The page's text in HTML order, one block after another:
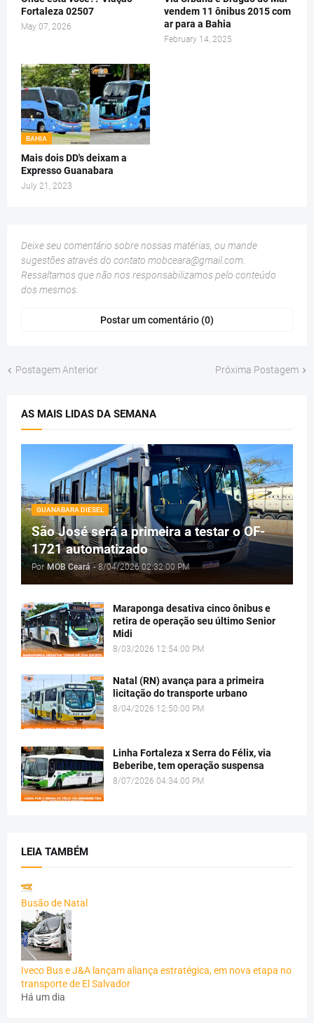
Fortaleza 02507
May 07, 2026
vendem 11 ônibus 2015 com
ar para a Bahia
February 14, 2025
BAHIA
Mais dois DD's deixam a
Expresso Guanabara
July 21, 2023
Deixe seu comentário sobre nossas matérias, ou mande
sugestões através do contato mobceara@gmail.com.
Ressaltamos que não nos responsabilizamos pelo conteúdo
dos mesmos.
Postar um comentário (0)
Postagem Anterior Próxima Postagem
AS MAIS LIDAS DA SEMANA
GUANABARA DIESEL
São José será a primeira a testar o OF-
1721 automatizado
Por MOB Ceará - 8/04/2026 02:32:00 PM
Maraponga desativa cinco ônibus e
retira de operação seu último Senior
Midi
8/03/2026 12:54:00 PM
Natal (RN) avança para a primeira
licitação do transporte urbano
8/04/2026 12:50:00 PM
Linha Fortaleza x Serra do Félix, via
Beberibe, tem operação suspensa
8/07/2026 04:34:00 PM
LEIA TAMBÉM
Busão de Natal
Iveco Bus e J&A lançam aliança estratégica, em nova etapa no
transporte de El Salvador
Há um dia